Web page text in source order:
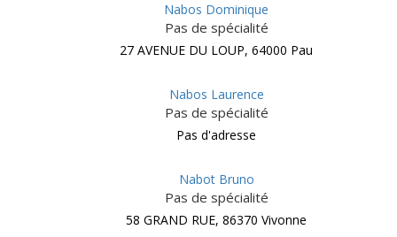
Nabos Dominique
Pas de spécialité
27 AVENUE DU LOUP, 64000 Pau
Nabos Laurence
Pas de spécialité
Pas d'adresse
Nabot Bruno
Pas de spécialité
58 GRAND RUE, 86370 Vivonne